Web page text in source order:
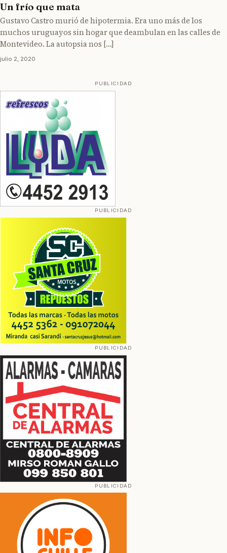
Un frío que mata
Gustavo Castro murió de hipotermia. Era uno más de los
muchos uruguayos sin hogar que deambulan en las calles de
Montevideo. La autopsia nos […]
julio 2, 2020